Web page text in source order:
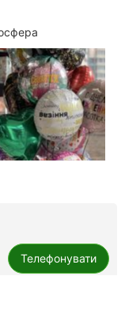
Телефонувати